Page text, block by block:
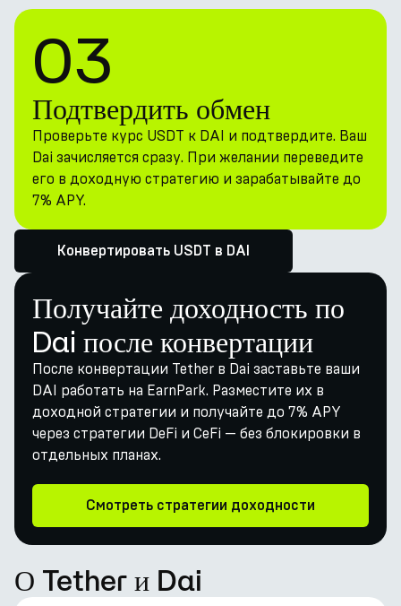
03
Подтвердить обмен
Проверьте курс USDT к DAI и подтвердите. Ваш
Dai зачисляется сразу. При желании переведите
его в доходную стратегию и зарабатывайте до
7% APY.
Конвертировать USDT в DAI
Получайте доходность по
Dai после конвертации
После конвертации Tether в Dai заставьте ваши
DAI работать на EarnPark. Разместите их в
доходной стратегии и получайте до 7% APY
через стратегии DeFi и CeFi — без блокировки в
отдельных планах.
Смотреть стратегии доходности
О Tether и Dai